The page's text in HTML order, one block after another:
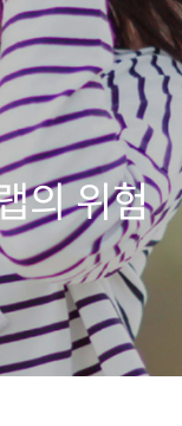
의 위험